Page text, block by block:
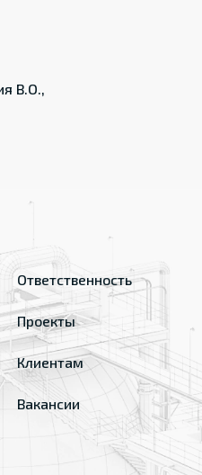
В.О.,
Ответственность
Проекты
Клиентам
Вакансии